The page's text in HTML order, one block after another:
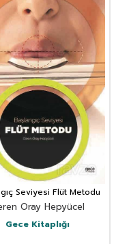
Seviyesi Flüt Metodu
Oray Hepyücel
Gece Kitaplığı